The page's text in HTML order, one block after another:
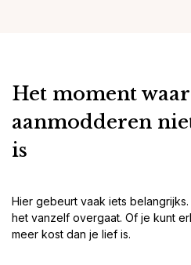
Het moment
aanmodderen
is
Hier gebeurt vaak iets
het vanzelf overgaat. Of je kunt
meer kost dan je lief is.